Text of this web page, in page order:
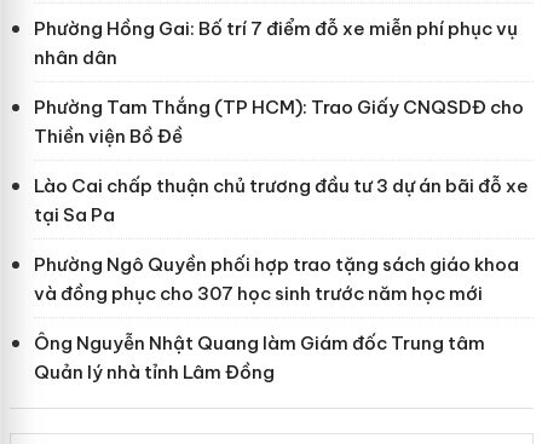
Phường Hồng Gai: Bố trí 7 điểm đỗ xe miễn phí phục vụ
nhân dân
Phường Tam Thắng (TP HCM): Trao Giấy CNQSDĐ cho
Thiền viện Bồ Đề
Lào Cai chấp thuận chủ trương đầu tư 3 dự án bãi đỗ xe
tại Sa Pa
Phường Ngô Quyền phối hợp trao tặng sách giáo khoa
và đồng phục cho 307 học sinh trước năm học mới
Ông Nguyễn Nhật Quang làm Giám đốc Trung tâm
Quản lý nhà tỉnh Lâm Đồng